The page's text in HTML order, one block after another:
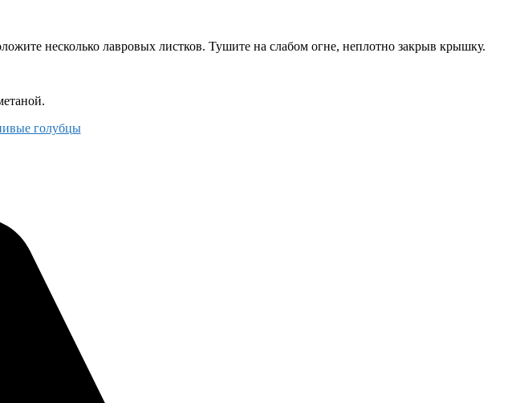
несколько лавровых листков. Тушите на слабом огне, неплотно закрыв крышку.